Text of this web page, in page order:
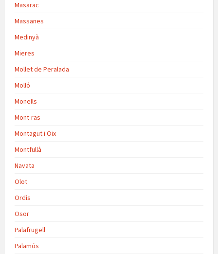
Masarac
Massanes
Medinyà
Mieres
Mollet de Peralada
Molló
Monells
Mont-ras
Montagut i Oix
Montfullà
Navata
Olot
Ordis
Osor
Palafrugell
Palamós